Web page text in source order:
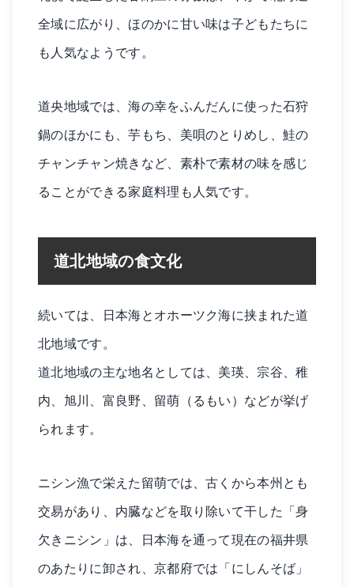
全域に広がり、ほのかに甘い味は子どもたちに
も人気なようです。
道央地域では、海の幸をふんだんに使った石狩
鍋のほかにも、芋もち、美唄のとりめし、鮭の
チャンチャン焼きなど、素朴で素材の味を感じ
ることができる家庭料理も人気です。
道北地域の食文化
続いては、日本海とオホーツク海に挟まれた道
北地域です。
道北地域の主な地名としては、美瑛、宗谷、稚
内、旭川、富良野、留萌（るもい）などが挙げ
られます。
ニシン漁で栄えた留萌では、古くから本州とも
交易があり、内臓などを取り除いて干した「身
欠きニシン」は、日本海を通って現在の福井県
のあたりに卸され、京都府では「にしんそば」